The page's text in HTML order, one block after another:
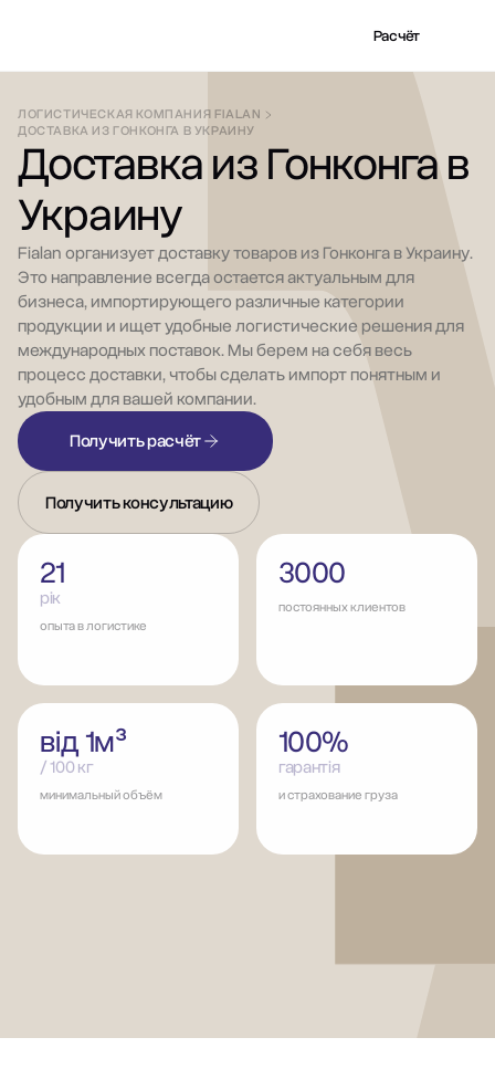
Расчёт
ЛОГИСТИЧЕСКАЯ КОМПАНИЯ FIALAN
ДОСТАВКА ИЗ ГОНКОНГА В УКРАИНУ
Доставка из Гонконга в
Украину
Fialan организует доставку товаров из Гонконга в Украину.
Это направление всегда остается актуальным для
бизнеса, импортирующего различные категории
продукции и ищет удобные логистические решения для
международных поставок. Мы берем на себя весь
процесс доставки, чтобы сделать импорт понятным и
удобным для вашей компании.
Получить расчёт
Получить консультацию
21
рік
опыта в логистике
3000
постоянных клиентов
від 1м³
/ 100 кг
минимальный объём
100%
гарантія
и страхование груза